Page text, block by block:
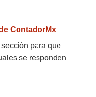
ContadorMx
para que
se responden